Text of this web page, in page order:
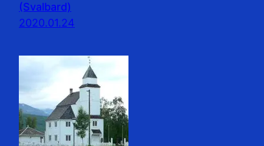
(Svalbard)
2020.01.24